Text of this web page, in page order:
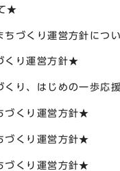
★
づくり運営方針につ
り運営方針★
り、はじめの一歩応
くり運営方針★
くり運営方針★
くり運営方針★